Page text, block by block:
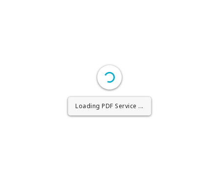
Loading PDF Worker ...
Loading PDF Service ...